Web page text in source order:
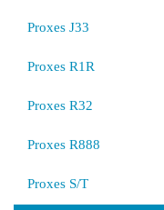
Proxes J33
Proxes R1R
Proxes R32
Proxes R888
Proxes S/T